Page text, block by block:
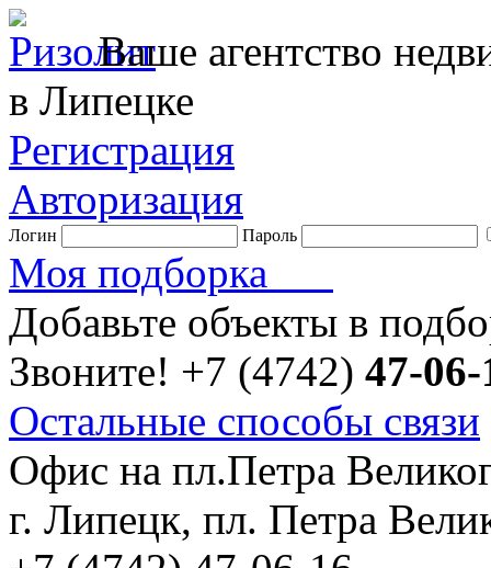
Ваше агентство
в Липецке
Регистрация
Авторизация
Логин Пароль
Моя подборка
Добавьте объекты в
Звоните! +7 (4742) 47-06-
Остальные способы связи
Офис на пл.Петра
г. Липецк, пл. Петра